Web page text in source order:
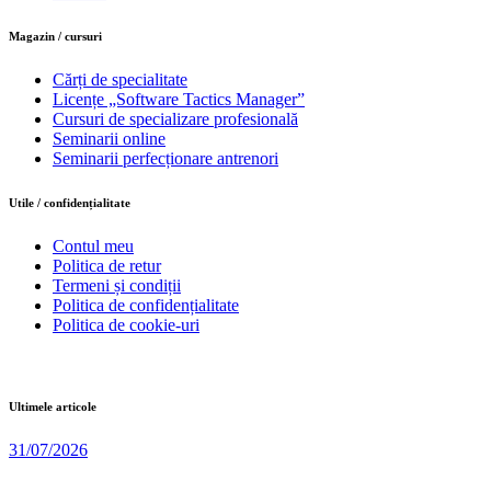
Magazin / cursuri
Cărți de specialitate
Licențe „Software Tactics Manager”
Cursuri de specializare profesională
Seminarii online
Seminarii perfecționare antrenori
Utile / confidențialitate
Contul meu
Politica de retur
Termeni și condiții
Politica de confidențialitate
Politica de cookie-uri
Ultimele articole
31/07/2026